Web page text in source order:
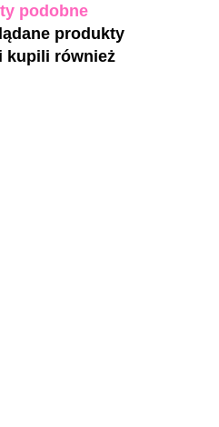
podobne
produkty
kupili również